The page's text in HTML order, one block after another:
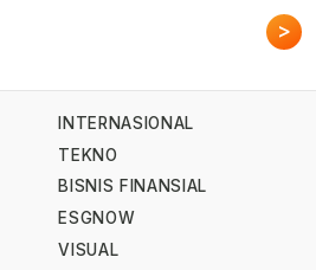
>
INTERNASIONAL
TEKNO
BISNIS FINANSIAL
ESGNOW
VISUAL